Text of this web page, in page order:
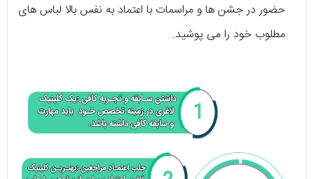
حضور در جشن‌ ها و مراسمات با اعتماد به نفس بالا لباس‌ های
مطلوب خود را می‌ پوشید.